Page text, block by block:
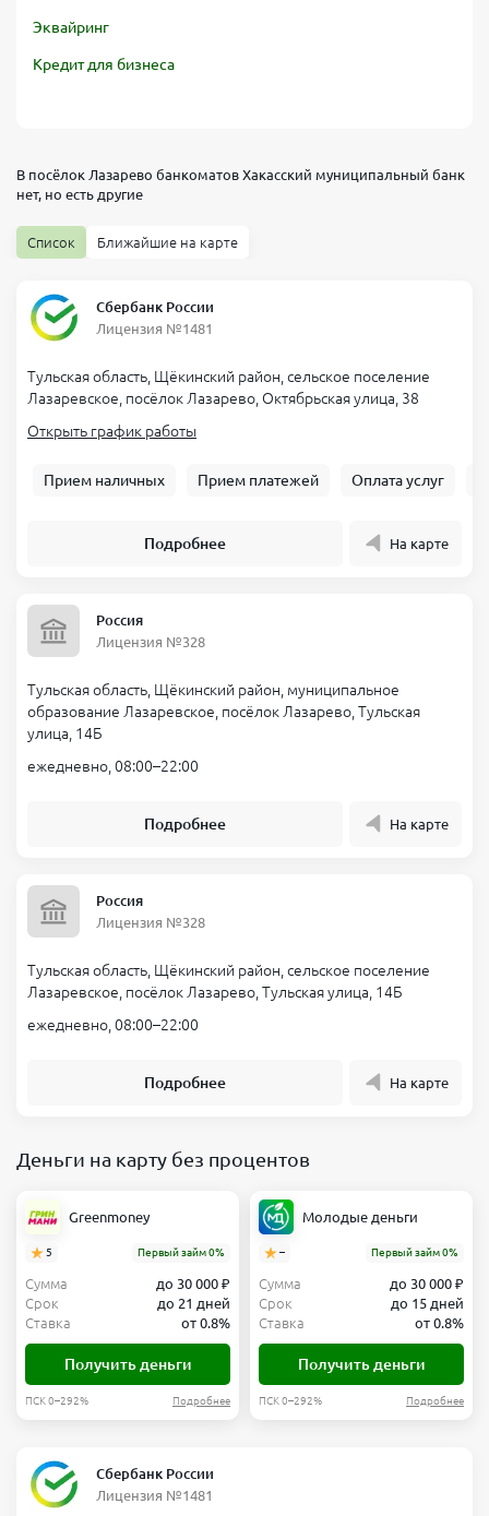
Эквайринг
Кредит для бизнеса
В посёлок Лазарево банкоматов
Хакасский муниципальный банк
нет, но есть другие
Список Ближайшие на карте
Сбербанк России
Лицензия №1481
Тульская область, Щёкинский район, сельское поселение
Лазаревское, посёлок Лазарево, Октябрьская улица, 38
Открыть график работы
Прием наличных Прием платежей Оплата услуг
Подробнее На карте
Россия
Лицензия №328
Тульская область, Щёкинский район, муниципальное
образование Лазаревское, посёлок Лазарево, Тульская
улица, 14Б
ежедневно, 08:00–22:00
Подробнее На карте
Россия
Лицензия №328
Тульская область, Щёкинский район, сельское поселение
Лазаревское, посёлок Лазарево, Тульская улица, 14Б
ежедневно, 08:00–22:00
Подробнее На карте
Деньги на карту без процентов
Greenmoney
5 Первый займ 0%
Сумма
до 30 000 ₽
Срок
до 21 дней
Ставка
от 0.8%
Получить деньги
ПСК 0–292% Подробнее
Молодые деньги
– Первый займ 0%
Сумма
до 30 000 ₽
Срок
до 15 дней
Ставка
от 0.8%
Получить деньги
ПСК 0–292% Подробнее
Сбербанк России
Лицензия №1481